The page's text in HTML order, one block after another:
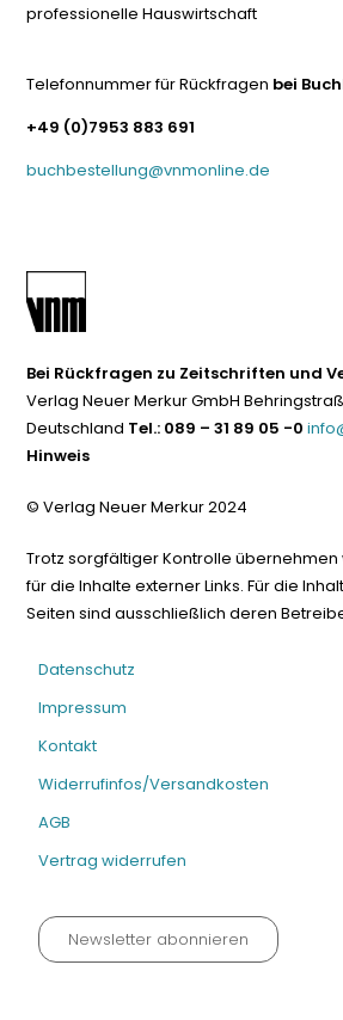
professionelle Hauswirtschaft
Telefonnummer für Rückfragen bei
+49 (0)7953 883 691
buchbestellung@vnmonline.de
Bei Rückfragen zu Zeitschriften und
Verlag Neuer Merkur GmbH
Deutschland Tel.: 089 – 31 89 05 -0
Hinweis
© Verlag Neuer Merkur 2024
Trotz sorgfältiger Kontrolle übernehmen
für die Inhalte externer Links. Für die
Seiten sind ausschließlich deren
Datenschutz
Impressum
Kontakt
Widerrufinfos/Versandkosten
AGB
Vertrag widerrufen
Newsletter abonnieren